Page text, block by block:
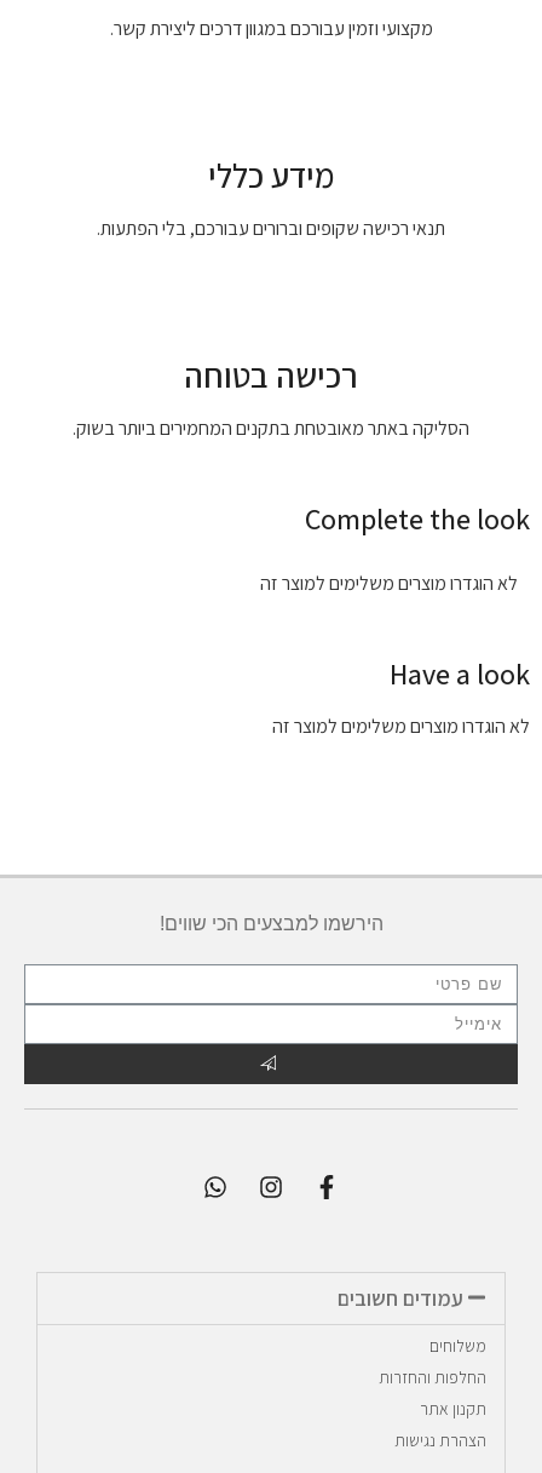
מקצועי וזמין עבורכם במגוון דרכים ליצירת קשר.
מידע כללי
תנאי רכישה שקופים וברורים עבורכם, בלי הפתעות.
רכישה בטוחה
הסליקה באתר מאובטחת בתקנים המחמירים ביותר בשוק.
Complete the look
לא הוגדרו מוצרים משלימים למוצר זה
Have a look
לא הוגדרו מוצרים משלימים למוצר זה
הירשמו למבצעים הכי שווים!
עמודים חשובים
משלוחים
החלפות והחזרות
תקנון אתר
הצהרת נגישות